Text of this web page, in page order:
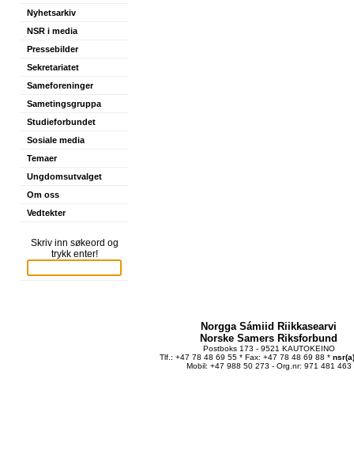
Nyhetsarkiv
NSR i media
Pressebilder
Sekretariatet
Sameforeninger
Sametingsgruppa
Studieforbundet
Sosiale media
Temaer
Ungdomsutvalget
Om oss
Vedtekter
Skriv inn søkeord og
trykk enter!
Norgga Sámiid Riikkasearvi
Norske Samers Riksforbund
Postboks 173 - 9521 KAUTOKEINO
Tlf.: +47 78 48 69 55 * Fax: +47 78 48 69 88 *
Mobil: +47 988 50 273 - Org.nr: 971 481 463